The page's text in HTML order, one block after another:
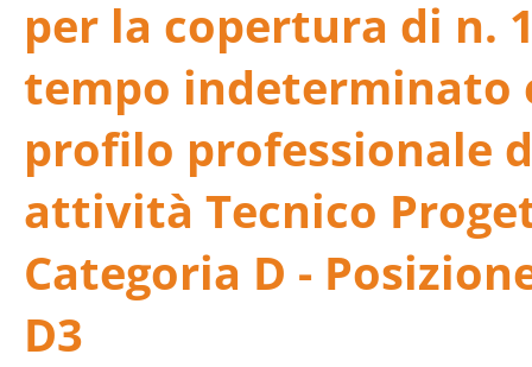
per la copertura di n.
tempo indeterminato
profilo professionale
attività Tecnico
Categoria D -
D3